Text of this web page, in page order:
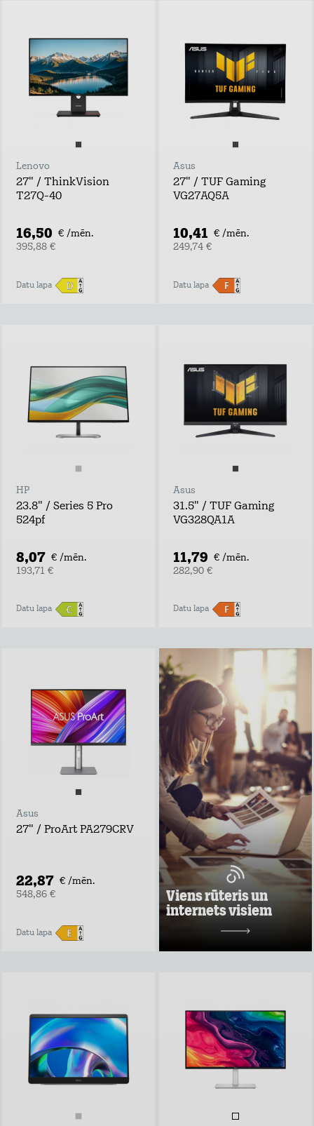
Lenovo
27" / ThinkVision
T27Q-40
16,50 € /mēn.
395,88 €
Datu lapa
Asus
27" / TUF Gaming
VG27AQ5A
10,41 € /mēn.
249,74 €
Datu lapa
HP
23.8" / Series 5 Pro
524pf
8,07 € /mēn.
193,71 €
Datu lapa
Asus
31.5" / TUF Gaming
VG328QA1A
11,79 € /mēn.
282,90 €
Datu lapa
Asus
27" / ProArt PA279CRV
22,87 € /mēn.
548,86 €
Datu lapa
Viens rūteris un
internets visiem
Viens rūteris un
internets visiem
Lieto rūteri visur,
kur rozete!
noformē
pieteikumu tepat
atvedīsim bez
maksas
ņem rūteri līdzi un
lieto internetu
visur
Pārbaudi, kas
vislabāk der tavā
adresē un noformē
darījumu!
Uzzināt vairāk
10,98 €/mēn.